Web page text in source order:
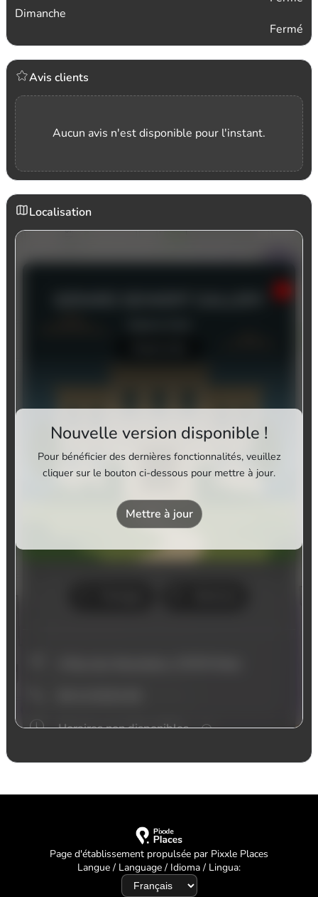
Dimanche
Fermé
Avis clients
Aucun avis n'est disponible pour l'instant.
Localisation
Page d'établissement propulsée par Pixxle Places
Langue / Language / Idioma / Lingua: